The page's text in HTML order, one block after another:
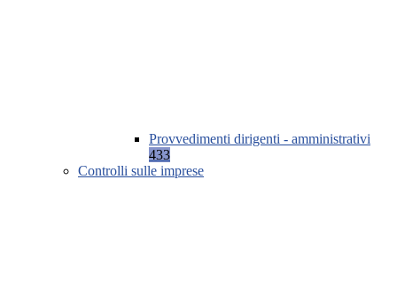
Provvedimenti dirigenti - amministrativi
433
Controlli sulle imprese